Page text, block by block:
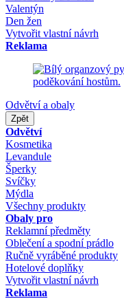
Valentýn
Den žen
Vytvořit vlastní návrh
Reklama
Odvětví a obaly
Zpět
Odvětví
Kosmetika
Levandule
Šperky
Svíčky
Mýdla
Všechny produkty
Obaly pro
Reklamní předměty
Oblečení a spodní prádlo
Ručně vyráběné produkty
Hotelové doplňky
Vytvořit vlastní návrh
Reklama